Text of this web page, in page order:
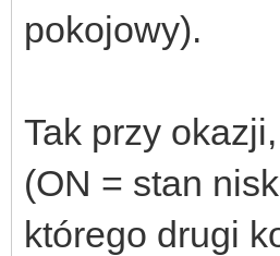
pokojowy).
Tak przy
(ON = stan
którego drugi